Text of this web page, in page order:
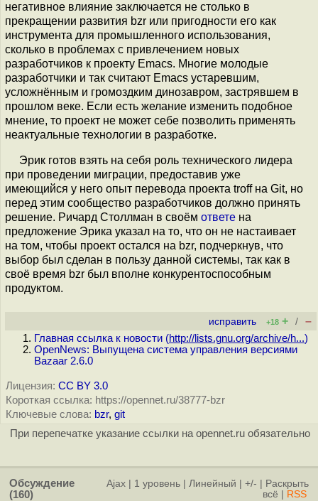
негативное влияние заключается не столько в
прекращении развития bzr или пригодности его как
инструмента для промышленного использования,
сколько в проблемах с привлечением новых
разработчиков к проекту Emacs. Многие молодые
разработчики и так считают Emacs устаревшим,
усложнённым и громоздким динозавром, застрявшем в
прошлом веке. Если есть желание изменить подобное
мнение, то проект не может себе позволить применять
неактуальные технологии в разработке.
Эрик готов взять на себя роль технического лидера
при проведении миграции, предоставив уже
имеющийся у него опыт перевода проекта troff на Git, но
перед этим сообщество разработчиков должно принять
решение. Ричард Столлман в своём ответе на
предложение Эрика указал на то, что он не настаивает
на том, чтобы проект остался на bzr, подчеркнув, что
выбор был сделан в пользу данной системы, так как в
своё время bzr был вполне конкурентоспособным
продуктом.
исправить +18 + / –
Главная ссылка к новости (http://lists.gnu.org/archive/h...)
OpenNews: Выпущена система управления версиями
Bazaar 2.6.0
Лицензия: CC BY 3.0
Короткая ссылка: https://opennet.ru/38777-bzr
Ключевые слова: bzr, git
При перепечатке указание ссылки на opennet.ru обязательно
Обсуждение
(160)
Ajax 1 уровень Линейный +/-
Раскрыть
всё
RSS